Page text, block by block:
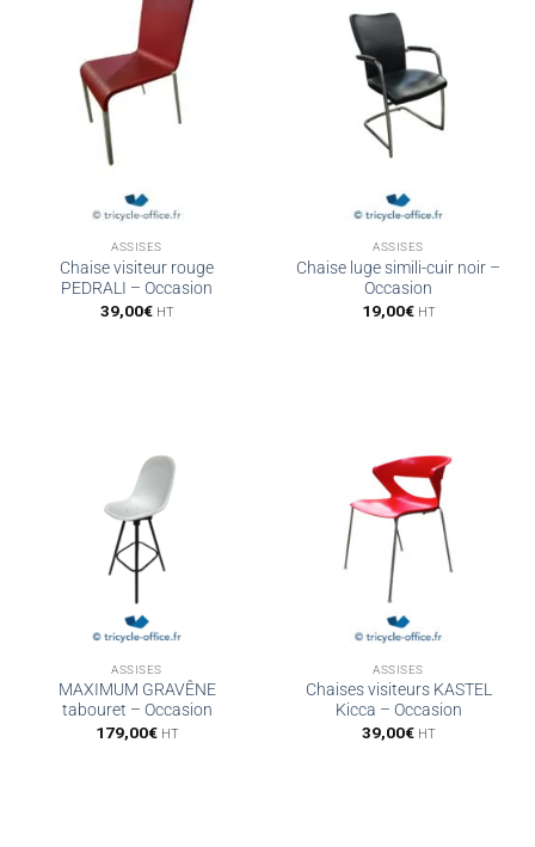
ASSISES
Chaise visiteur rouge
PEDRALI – Occasion
39,00€ HT
ASSISES
Chaise luge simili-cuir noir –
Occasion
19,00€ HT
ASSISES
MAXIMUM GRAVÊNE
tabouret – Occasion
179,00€ HT
ASSISES
Chaises visiteurs KASTEL
Kicca – Occasion
39,00€ HT